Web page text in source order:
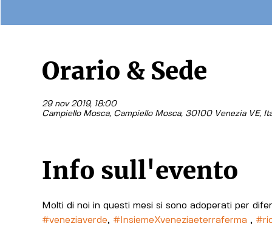
Orario & Sede
29 nov 2019, 18:00
Campiello Mosca, Campiello Mosca, 30100 Venezia VE,
Info sull'evento
Molti di noi in questi mesi si sono adoperati per
#veneziaverde, #InsiemeXveneziaeterraferma ,